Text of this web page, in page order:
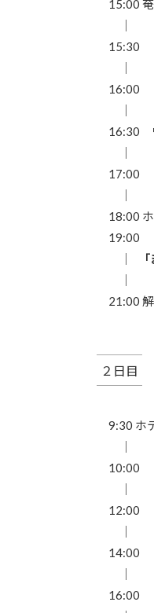
15:00
｜
15:30
｜
16:00
｜
16:30
｜
17:00
｜
18:00
19:00
｜
｜
21:00
２日目
9:30 ホ
｜
10:00
｜
12:00
｜
14:00
｜
16:00